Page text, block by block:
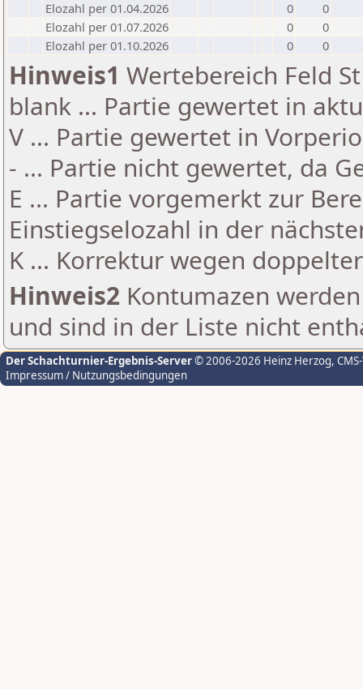
Elozahl per 01.04.2026
0
0
Elozahl per 01.07.2026
0
0
Elozahl per 01.10.2026
0 0
Hinweis1 Wertebereich Feld
blank ... Partie gewertet in
V ... Partie gewertet in
- ... Partie nicht gewertet, da
E ... Partie vorgemerkt zur
Einstiegselozahl in der
K ... Korrektur wegen
Hinweis2 Kontumazen
und sind in der Liste nicht
Der Schachturnier-Ergebnis-Server© 2006-2026 Heinz Herzog,
Impressum / Nutzungsbedingungen